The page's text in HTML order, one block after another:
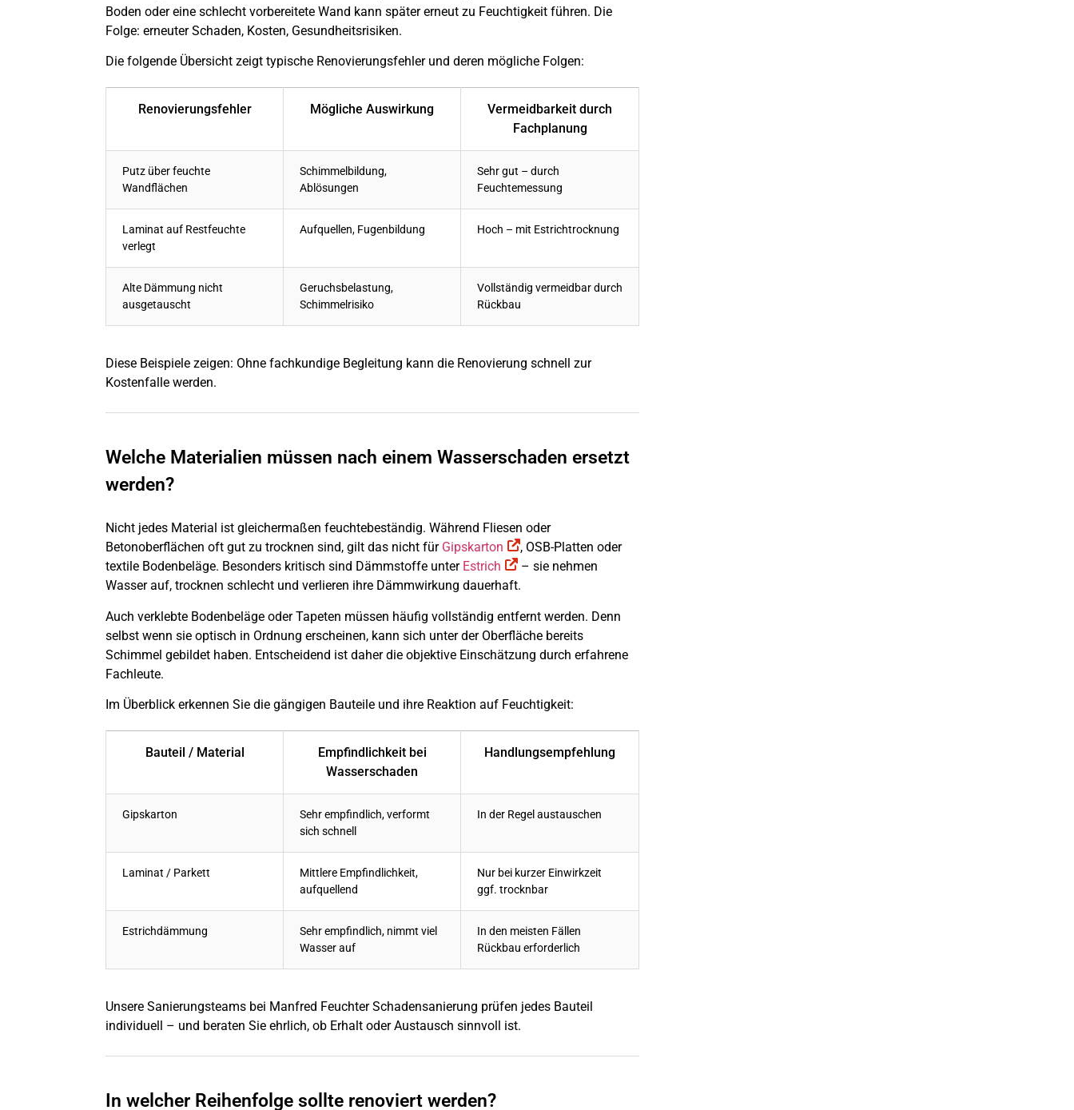
Boden oder eine schlecht vorbereitete Wand kann später erneut zu Feuchtigkeit führen. Die
Folge: erneuter Schaden, Kosten, Gesundheitsrisiken.
Die folgende Übersicht zeigt typische Renovierungsfehler und deren mögliche Folgen:
Renovierungsfehler Mögliche Auswirkung
Vermeidbarkeit durch
Fachplanung
Putz über feuchte
Wandflächen
Schimmelbildung,
Ablösungen
Sehr gut – durch
Feuchtemessung
Laminat auf Restfeuchte
verlegt
Aufquellen, Fugenbildung Hoch – mit Estrichtrocknung
Alte Dämmung nicht
ausgetauscht
Geruchsbelastung,
Schimmelrisiko
Vollständig vermeidbar durch
Rückbau
Diese Beispiele zeigen: Ohne fachkundige Begleitung kann die Renovierung schnell zur
Kostenfalle werden.
Welche Materialien müssen nach einem Wasserschaden ersetzt
werden?
Nicht jedes Material ist gleichermaßen feuchtebeständig. Während Fliesen oder
Betonoberflächen oft gut zu trocknen sind, gilt das nicht für Gipskarton
, OSB-Platten oder
textile Bodenbeläge. Besonders kritisch sind Dämmstoffe unter Estrich
– sie nehmen
Wasser auf, trocknen schlecht und verlieren ihre Dämmwirkung dauerhaft.
Auch verklebte Bodenbeläge oder Tapeten müssen häufig vollständig entfernt werden. Denn
selbst wenn sie optisch in Ordnung erscheinen, kann sich unter der Oberfläche bereits
Schimmel gebildet haben. Entscheidend ist daher die objektive Einschätzung durch erfahrene
Fachleute.
Im Überblick erkennen Sie die gängigen Bauteile und ihre Reaktion auf Feuchtigkeit:
Bauteil / Material
Empfindlichkeit bei
Wasserschaden
Handlungsempfehlung
Gipskarton
Sehr empfindlich, verformt
sich schnell
In der Regel austauschen
Laminat / Parkett
Mittlere Empfindlichkeit,
aufquellend
Nur bei kurzer Einwirkzeit
ggf. trocknbar
Estrichdämmung
Sehr empfindlich, nimmt viel
Wasser auf
In den meisten Fällen
Rückbau erforderlich
Unsere Sanierungsteams bei Manfred Feuchter Schadensanierung prüfen jedes Bauteil
individuell – und beraten Sie ehrlich, ob Erhalt oder Austausch sinnvoll ist.
In welcher Reihenfolge sollte renoviert werden?